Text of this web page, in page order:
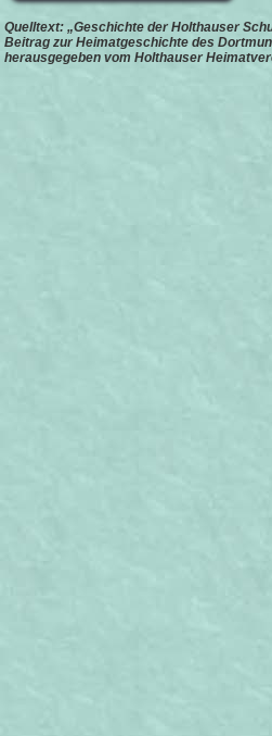
Quelltext: „Geschichte der Holthauser
Beitrag zur Heimatgeschichte des
herausgegeben vom Holthauser